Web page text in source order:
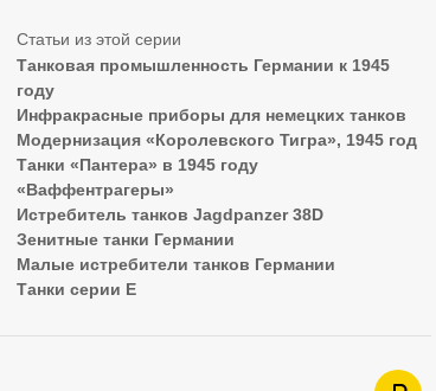
Танковая промышленность Германии к 1945
году
Инфракрасные приборы для немецких танков
Модернизация «Королевского Тигра», 1945 год
Танки «Пантера» в 1945 году
«Ваффентрагеры»
Истребитель танков Jagdpanzer 38D
Зенитные танки Германии
Малые истребители танков Германии
Танки серии Е